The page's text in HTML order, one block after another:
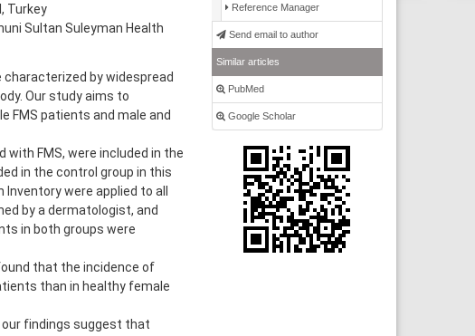
Turkey
Sultan Suleyman Health
characterized by widespread
Our study aims to
FMS patients and male and
with FMS, were included in the
in the control group in this
were applied to all
by a dermatologist, and
in both groups were
that the incidence of
than in healthy female
our findings suggest that
Reference Manager
Send email to author
Similar articles
PubMed
Google Scholar